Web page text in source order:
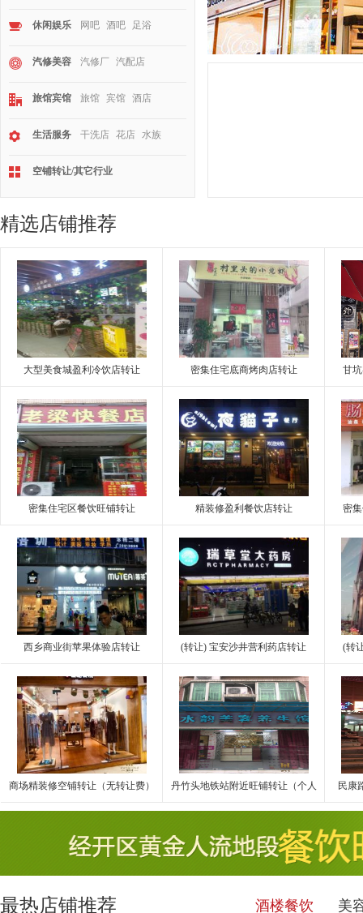
休闲娱乐 网吧 酒吧 足浴
汽修美容 汽修厂 汽配店
旅馆宾馆 旅馆 宾馆 酒店
生活服务 干洗店 花店 水族
空铺转让/其它行业
精选店铺推荐
大型美食城盈利冷饮店转让 密集住宅底商烤肉店转让 甘
密集住宅区餐饮旺铺转让 精装修盈利餐饮店转让 密
西乡商业街苹果体验店转让 (转让) 宝安沙井营利药店转让 (转
商场精装修空铺转让（无转让费） 丹竹头地铁站附近旺铺转让（个人 民康
最热店铺推荐 酒楼餐饮 美